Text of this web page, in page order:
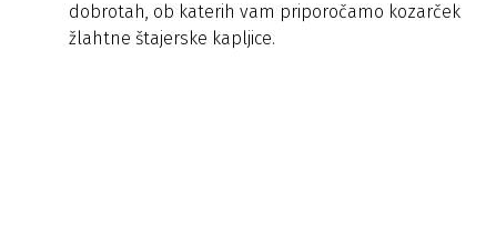
dobrotah, ob katerih vam priporočamo kozarček
žlahtne štajerske kapljice.